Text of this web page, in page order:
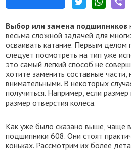
Выбор или замена подшипников
весьма сложной задачей для
осваивать катание. Первым
следует посмотреть на тип уже
это самый легкий способ не
хотите заменить составные
внимательными. В некоторых
получиться. Например, если
размер отверстия колеса.
Как уже было сказано выше, чаще
подшипники 608. Они стоят
коньках. Рассмотрим их более